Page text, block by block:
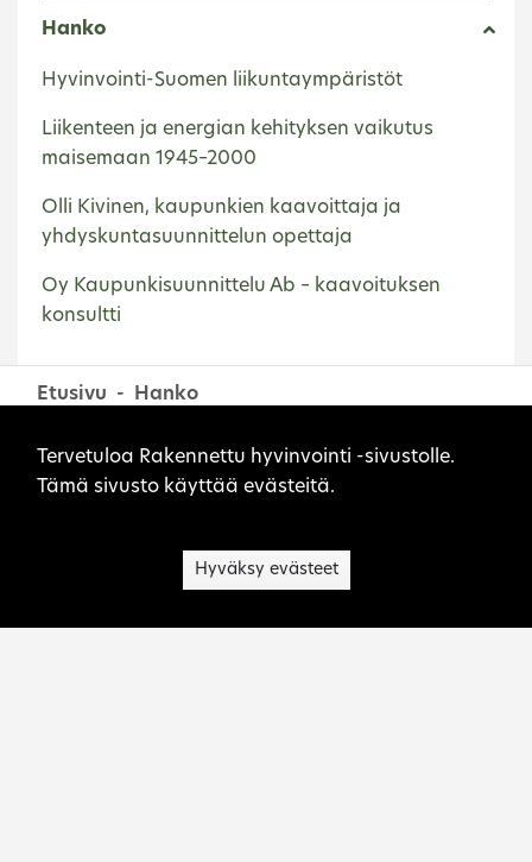
Hanko
Hyvinvointi-Suomen liikuntaympäristöt
Liikenteen ja energian kehityksen vaikutus
maisemaan 1945–2000
Olli Kivinen, kaupunkien kaavoittaja ja
yhdyskuntasuunnittelun opettaja
Oy Kaupunkisuunnittelu Ab – kaavoituksen
konsultti
Etusivu Hanko
Sivuston evästeet
Tervetuloa Rakennettu hyvinvointi -sivustolle.
Tämä sivusto käyttää evästeitä.
Hyväksy evästeet